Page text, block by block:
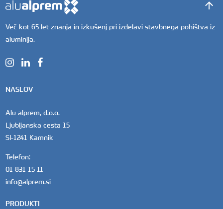
Več kot 65 let znanja in izkušenj pri izdelavi stavbnega pohištva iz
aluminija.
NASLOV
Alu alprem, d.o.o.
Ljubljanska cesta 15
SI-1241 Kamnik
Telefon:
01 831 15 11
info@alprem.si
PRODUKTI